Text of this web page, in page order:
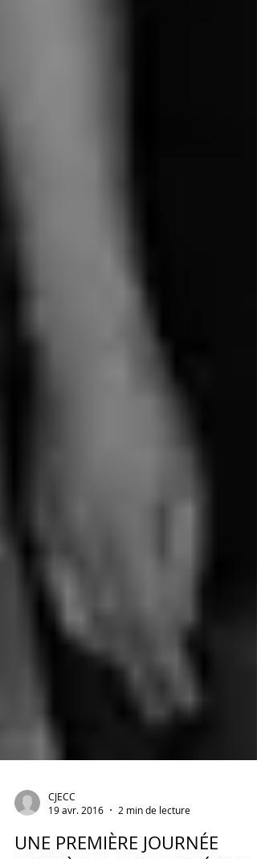
19 avr. 2016
2 min de lecture